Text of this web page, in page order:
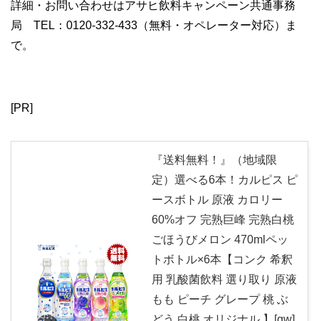
詳細・お問い合わせはアサヒ飲料キャンペーン共通事務
局 TEL：0120-332-433（無料・オペレーター対応）ま
で。
[PR]
『送料無料！』（地域限
定）選べる6本！カルピス ピ
ースボトル 原液 カロリー
60%オフ 完熟巨峰 完熟白桃
ごほうびメロン 470mlペッ
トボトル×6本【コンク 希釈
用 乳酸菌飲料 選り取り 原液
もも ピーチ グレープ 桃 ぶ